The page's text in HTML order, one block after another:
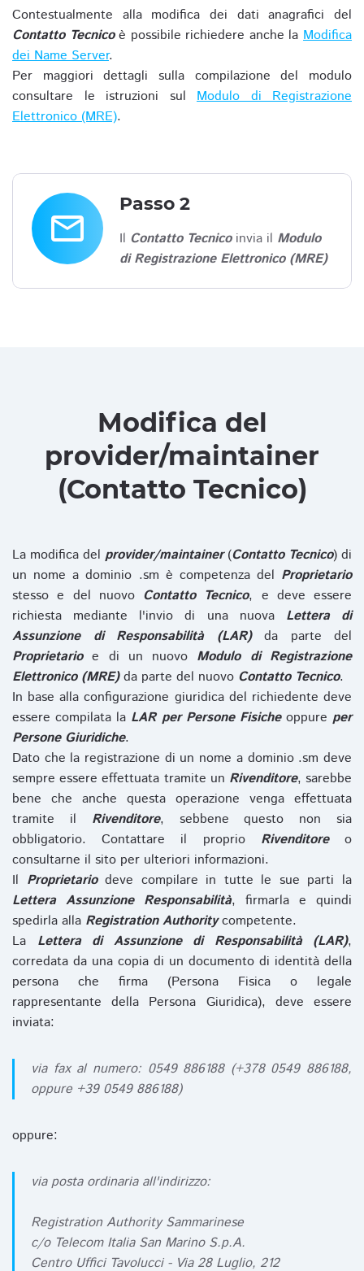
Contestualmente alla modifica dei dati anagrafici del
Contatto Tecnicoè possibile richiedere anche laModifica
dei Name Server.
Per maggiori dettagli sulla compilazione del modulo
consultare le istruzioni sul Modulo di Registrazione
Elettronico (MRE).
email
Passo 2
Il Contatto Tecnicoinvia il Modulo
di Registrazione Elettronico (MRE)
Modifica del
provider/maintainer
(Contatto Tecnico)
La modifica del provider/maintainer(Contatto Tecnico) di
un nome a dominio .sm è competenza del Proprietario
stesso e del nuovo Contatto Tecnico, e deve essere
richiesta mediante l'invio di una nuova Lettera di
Assunzione di Responsabilità (LAR)da parte del
Proprietarioe di un nuovo Modulo di Registrazione
Elettronico (MRE)da parte del nuovo Contatto Tecnico.
In base alla configurazione giuridica del richiedente deve
essere compilata la LAR per Persone Fisicheoppure per
Persone Giuridiche.
Dato che la registrazione di un nome a dominio .sm deve
sempre essere effettuata tramite un Rivenditore, sarebbe
bene che anche questa operazione venga effettuata
tramite il Rivenditore, sebbene questo non sia
obbligatorio. Contattare il proprio Rivenditoreo
consultarne il sito per ulteriori informazioni.
Il Proprietariodeve compilare in tutte le sue parti la
Lettera Assunzione Responsabilità, firmarla e quindi
spedirla alla Registration Authoritycompetente.
La Lettera di Assunzione di Responsabilità (LAR),
corredata da una copia di un documento di identità della
persona che firma (Persona Fisica o legale
rappresentante della Persona Giuridica), deve essere
inviata:
via fax al numero: 0549 886188 (+378 0549 886188,
oppure +39 0549 886188)
oppure:
via posta ordinaria all'indirizzo:
Registration Authority Sammarinese
c/o Telecom Italia San Marino S.p.A.
Centro Uffici Tavolucci - Via 28 Luglio, 212